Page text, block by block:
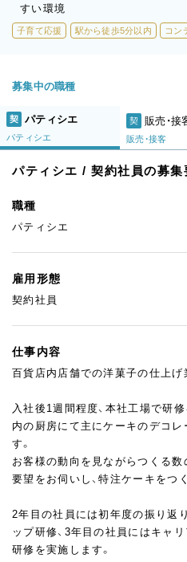
すい環境
子育て応援 駅から徒歩5分以内 コン
募集中の職種
契 パティシエ
パティシエ
契 販売・接
販売・接客
パティシエ / 契約社員の募集
職種
パティシエ
雇用形態
契約社員
仕事内容
百貨店内店舗での洋菓子の仕上げ
入社後1週間程度、本社工場で研
内の厨房にて主にケーキのデコレ
す。
お客様の動向を見ながらつくる数
要望をお伺いし、特注ケーキをつ
2年目の社員には初年度の振り返
ップ研修、3年目の社員にはキャ
研修を実施します。